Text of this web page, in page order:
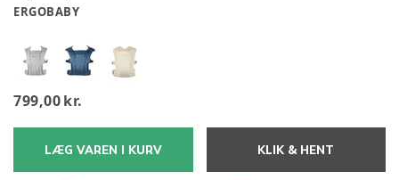
ERGOBABY
799,00 kr.
LÆG VAREN I KURV KLIK & HENT